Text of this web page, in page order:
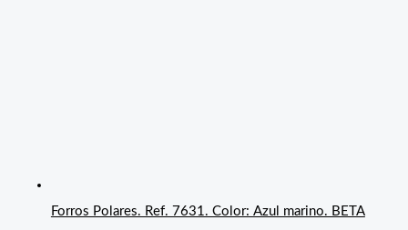
Forros Polares. Ref. 7631. Color: Azul marino. BETA